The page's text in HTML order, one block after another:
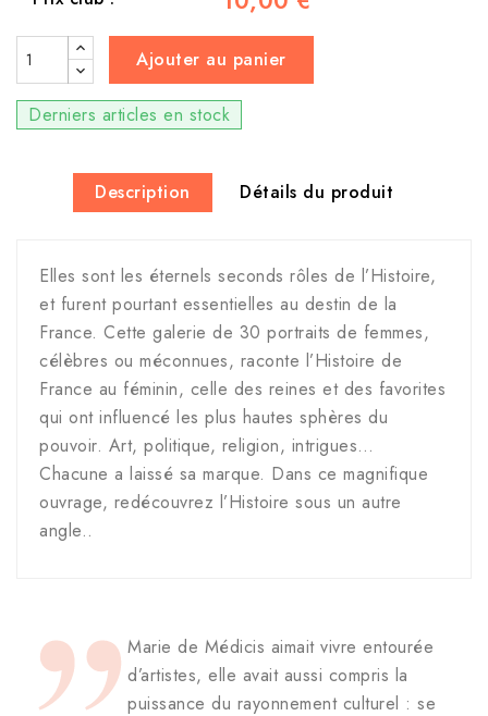
Ajouter au panier
Derniers articles en stock
Description Détails du produit
Elles sont les éternels seconds rôles de l’Histoire,
et furent pourtant essentielles au destin de la
France. Cette galerie de 30 portraits de femmes,
célèbres ou méconnues, raconte l’Histoire de
France au féminin, celle des reines et des favorites
qui ont influencé les plus hautes sphères du
pouvoir. Art, politique, religion, intrigues…
Chacune a laissé sa marque. Dans ce magnifique
ouvrage, redécouvrez l’Histoire sous un autre
angle..
Marie de Médicis aimait vivre entourée
d’artistes, elle avait aussi compris la
puissance du rayonnement culturel : se